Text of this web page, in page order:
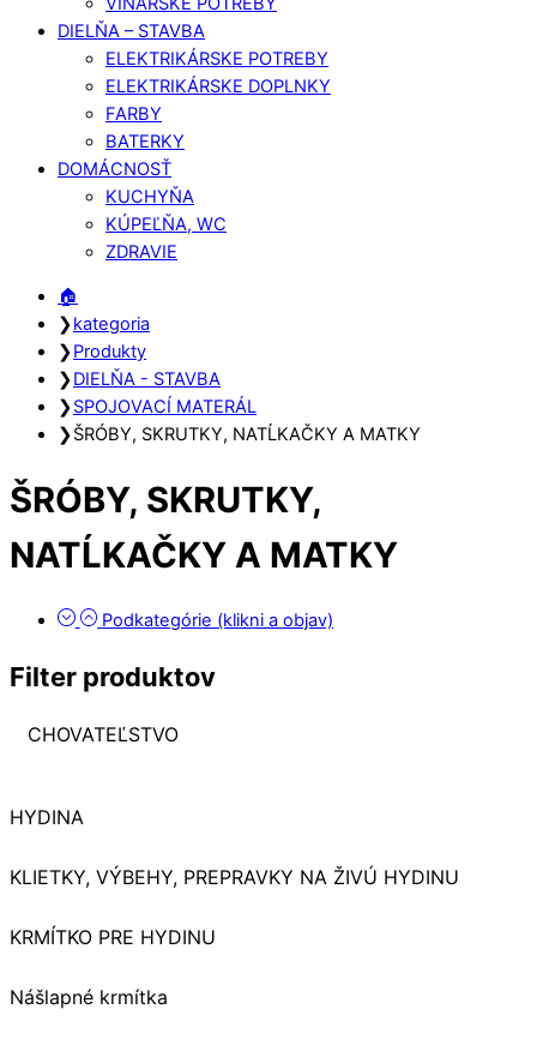
DIELŇA – STAVBA
ELEKTRIKÁRSKE POTREBY
ELEKTRIKÁRSKE DOPLNKY
FARBY
BATERKY
DOMÁCNOSŤ
KUCHYŇA
KÚPEĽŇA, WC
ZDRAVIE
Close
Menu
Close
Cart
🏠︎
❯kategoria
❯Produkty
❯DIELŇA - STAVBA
❯SPOJOVACÍ MATERÁL
❯ŠRÓBY, SKRUTKY, NATĹKAČKY A MATKY
ŠRÓBY, SKRUTKY,
NATĹKAČKY A MATKY
Podkategórie (klikni a objav)
Filter produktov
CHOVATEĽSTVO
HYDINA
KLIETKY, VÝBEHY, PREPRAVKY NA ŽIVÚ HYDINU
KRMÍTKO PRE HYDINU
Nášlapné krmítka